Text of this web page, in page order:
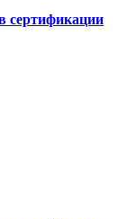
сертификации